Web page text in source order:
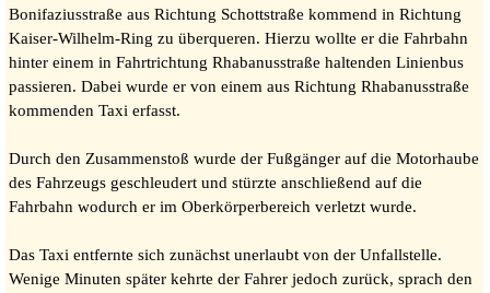
Bonifaziusstraße aus Richtung Schottstraße kommend in Richtung
Kaiser-Wilhelm-Ring zu überqueren. Hierzu wollte er die Fahrbahn
hinter einem in Fahrtrichtung Rhabanusstraße haltenden Linienbus
passieren. Dabei wurde er von einem aus Richtung Rhabanusstraße
kommenden Taxi erfasst.
Durch den Zusammenstoß wurde der Fußgänger auf die Motorhaube
des Fahrzeugs geschleudert und stürzte anschließend auf die
Fahrbahn wodurch er im Oberkörperbereich verletzt wurde.
Das Taxi entfernte sich zunächst unerlaubt von der Unfallstelle.
Wenige Minuten später kehrte der Fahrer jedoch zurück, sprach den